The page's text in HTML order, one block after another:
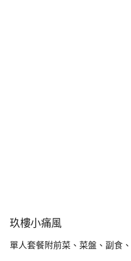
玖樓小痛風
單人套餐附前菜、菜盤、副食